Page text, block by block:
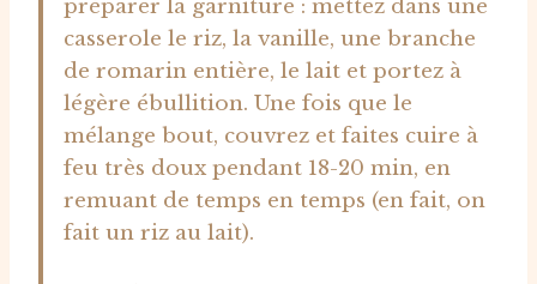
préparer la garniture : mettez dans une
casserole le riz, la vanille, une branche
de romarin entière, le lait et portez à
légère ébullition. Une fois que le
mélange bout, couvrez et faites cuire à
feu très doux pendant 18-20 min, en
remuant de temps en temps (en fait, on
fait un riz au lait).